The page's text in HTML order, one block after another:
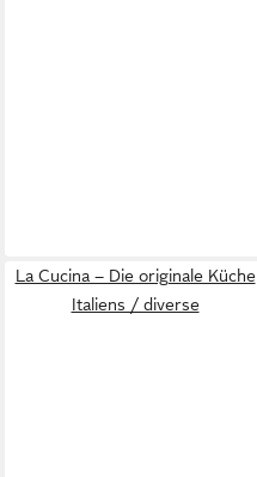
La Cucina – Die originale Küche
Italiens / diverse